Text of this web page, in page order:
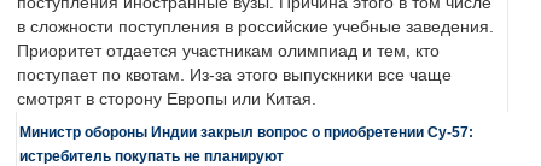
в сложности поступления в российские учебные заведения.
Приоритет отдается участникам олимпиад и тем, кто
поступает по квотам. Из-за этого выпускники все чаще
смотрят в сторону Европы или Китая.
Министр обороны Индии закрыл вопрос о приобретении Су-57:
истребитель покупать не планируют